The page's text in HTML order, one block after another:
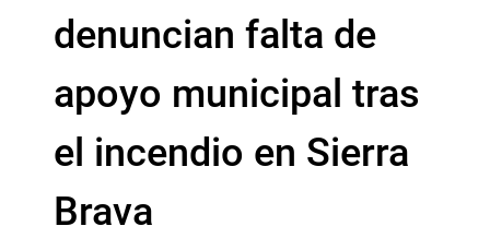
denuncian falta de
apoyo municipal tras
el incendio en Sierra
Brava